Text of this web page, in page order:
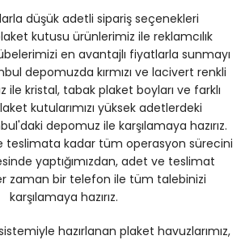
düşük adetli sipariş seçenekleri
kutusu ürünlerimiz ile reklamcılık
en avantajlı fiyatlarla sunmayı
depomuzda kırmızı ve lacivert renkli
ile kristal, tabak plaket boyları ve farklı
kutularımızı yüksek adetlerdeki
depomuz ile karşılamaya hazırız.
teslimata kadar tüm operasyon sürecini
yaptığımızdan, adet ve teslimat
zaman bir telefon ile tüm talebinizi
karşılamaya hazırız.
hazırlanan plaket havuzlarımız,